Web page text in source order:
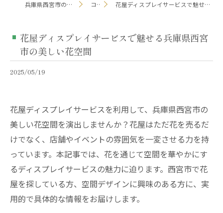
兵庫県西宮市の花屋ならなみ花壇 コラム 花屋ディスプレイサービスで魅せる兵庫県西宮市の美しい花空間
花屋ディスプレイサービスで魅せる兵庫県西宮
市の美しい花空間
2025/05/19
花屋ディスプレイサービスを利用して、兵庫県西宮市の
美しい花空間を演出しませんか？花屋はただ花を売るだ
けでなく、店舗やイベントの雰囲気を一変させる力を持
っています。本記事では、花を通じて空間を華やかにす
るディスプレイサービスの魅力に迫ります。西宮市で花
屋を探している方、空間デザインに興味のある方に、実
用的で具体的な情報をお届けします。